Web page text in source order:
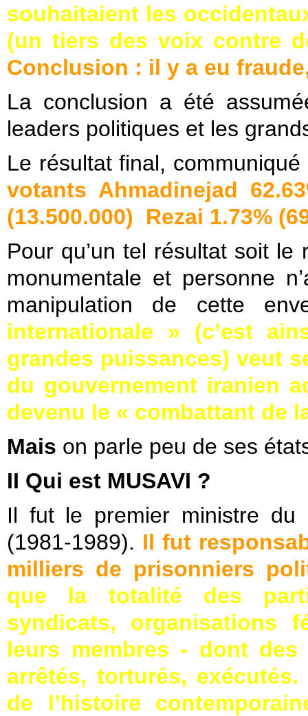
souhaitaient les
(un tiers des voix contre
Conclusion : il y a eu
La conclusion a été
leaders politiques et les
Le résultat final,
votants Ahmadinejad
(13.500.000)
Rezai 1.73%
Pour qu’un tel résultat soit le
monumentale et personne
manipulation de cette
internationale » (c’est
grandes puissances) veut
du gouvernement iranien
devenu le « combattant de
Mais on parle peu de ses
II Qui est MUSAVI ?
Il fut le premier ministre du
(1981-1989). Il fut
milliers de prisonniers
que la totalité des
syndicats, organisations
leurs membres - dont
arrêtés, torturés,
de l’histoire